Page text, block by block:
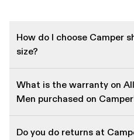
How do I choose Camper
size?
What is the warranty on
Men purchased on
Do you do returns at